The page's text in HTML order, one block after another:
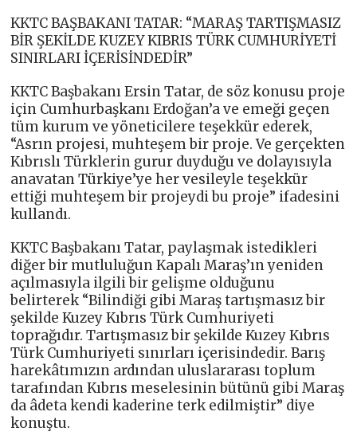
KKTC BAŞBAKANI TATAR: “MARAŞ TARTIŞMASIZ
BİR ŞEKİLDE KUZEY KIBRIS TÜRK CUMHURİYETİ
SINIRLARI İÇERİSİNDEDİR”
KKTC Başbakanı Ersin Tatar, de söz konusu proje
için Cumhurbaşkanı Erdoğan’a ve emeği geçen
tüm kurum ve yöneticilere teşekkür ederek,
“Asrın projesi, muhteşem bir proje. Ve gerçekten
Kıbrıslı Türklerin gurur duyduğu ve dolayısıyla
anavatan Türkiye’ye her vesileyle teşekkür
ettiği muhteşem bir projeydi bu proje” ifadesini
kullandı.
KKTC Başbakanı Tatar, paylaşmak istedikleri
diğer bir mutluluğun Kapalı Maraş’ın yeniden
açılmasıyla ilgili bir gelişme olduğunu
belirterek “Bilindiği gibi Maraş tartışmasız bir
şekilde Kuzey Kıbrıs Türk Cumhuriyeti
toprağıdır. Tartışmasız bir şekilde Kuzey Kıbrıs
Türk Cumhuriyeti sınırları içerisindedir. Barış
harekâtımızın ardından uluslararası toplum
tarafından Kıbrıs meselesinin bütünü gibi Maraş
da âdeta kendi kaderine terk edilmiştir” diye
konuştu.